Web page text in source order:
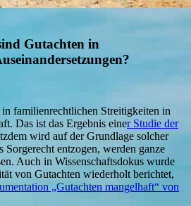
Gutachten in
familienrechtlichen Streitigkeiten in
Das ist das Ergebnis einer Studie der
wird auf der Grundlage solcher
Sorgerecht entzogen, werden ganze
Auch in Wissenschaftsdokus wurde
von Gutachten wiederholt berichtet,
„Gutachten mangelhaft“ von